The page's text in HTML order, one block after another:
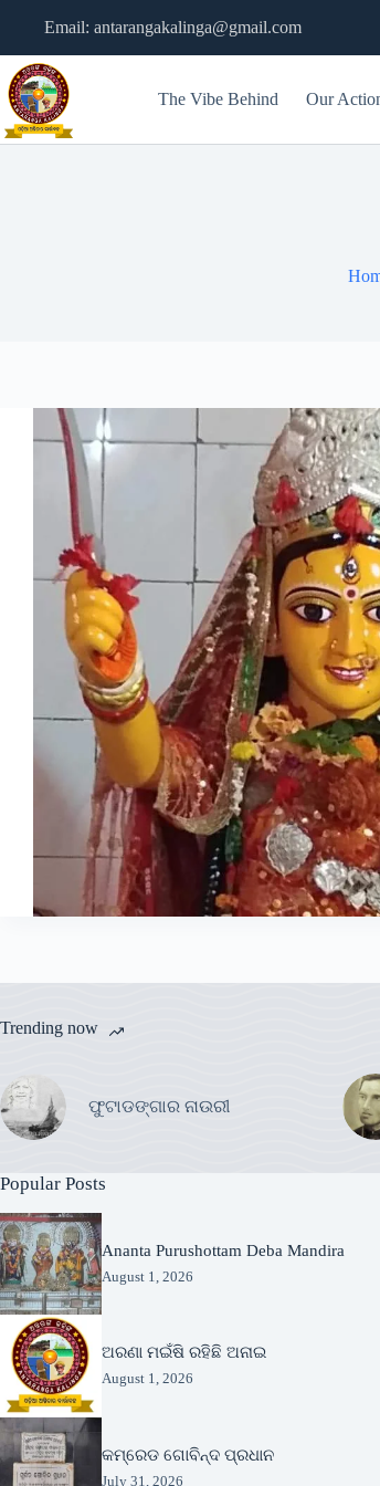
Email: antarangakalinga@gmail.com
The Vibe Behind Our
Trending now
ଫୁଟାଡଙ୍ଗାର ନାଉରୀ
Popular Posts
Ananta Purushottam Deba Mandira
August 1, 2026
ଅରଣା ମଇଁଷି ରହିଛି ଅନାଇ
August 1, 2026
କମ୍ରେଡ ଗୋବିନ୍ଦ ପ୍ରଧାନ
July 31, 2026